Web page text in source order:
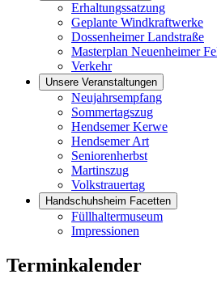
Erhaltungssatzung
Geplante Windkraftwerke
Dossenheimer Landstraße
Masterplan Neuenheimer
Verkehr
Unsere Veranstaltungen
Neujahrsempfang
Sommertagszug
Hendsemer Kerwe
Hendsemer Art
Seniorenherbst
Martinszug
Volkstrauertag
Handschuhsheim Facetten
Füllhaltermuseum
Impressionen
Terminkalender